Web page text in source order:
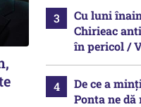
Cu luni
Chirieac
în pericol /
De ce a
Ponta ne